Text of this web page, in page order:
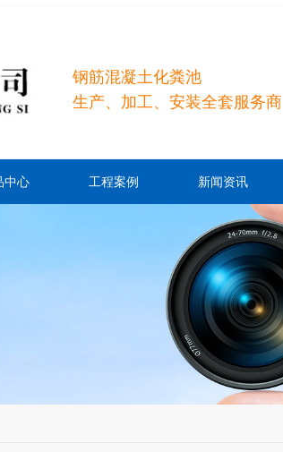
钢筋混凝土化粪池
生产、加工、安装全套服务商
中心 工程案例 新闻资讯